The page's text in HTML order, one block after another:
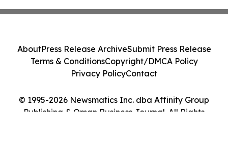
© 1995-2026 Newsmatics Inc. dba Affinity Group
Publishing & Oman Business Journal. All Rights
AboutPress Release ArchiveSubmit Press Release
Terms & ConditionsCopyright/DMCA Policy
Privacy PolicyContact